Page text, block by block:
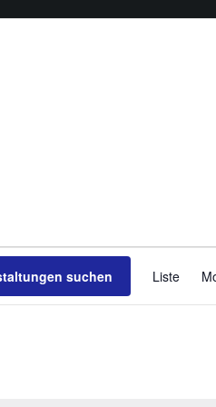
suchen Liste